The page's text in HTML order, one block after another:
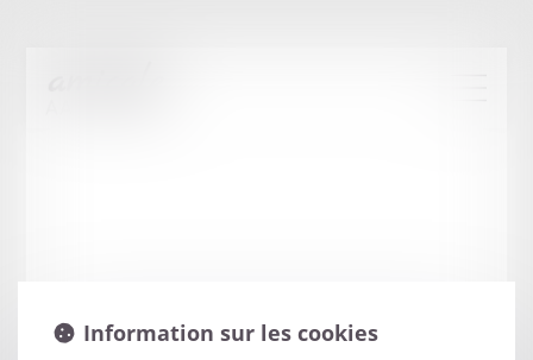
Information sur les cookies